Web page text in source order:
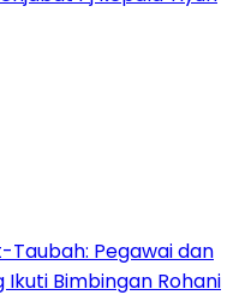
Taubah: Pegawai dan
Bimbingan Rohani